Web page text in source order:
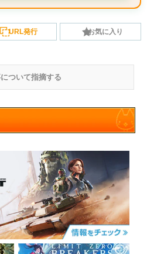
URL発行 お気に入り
ついて指摘する